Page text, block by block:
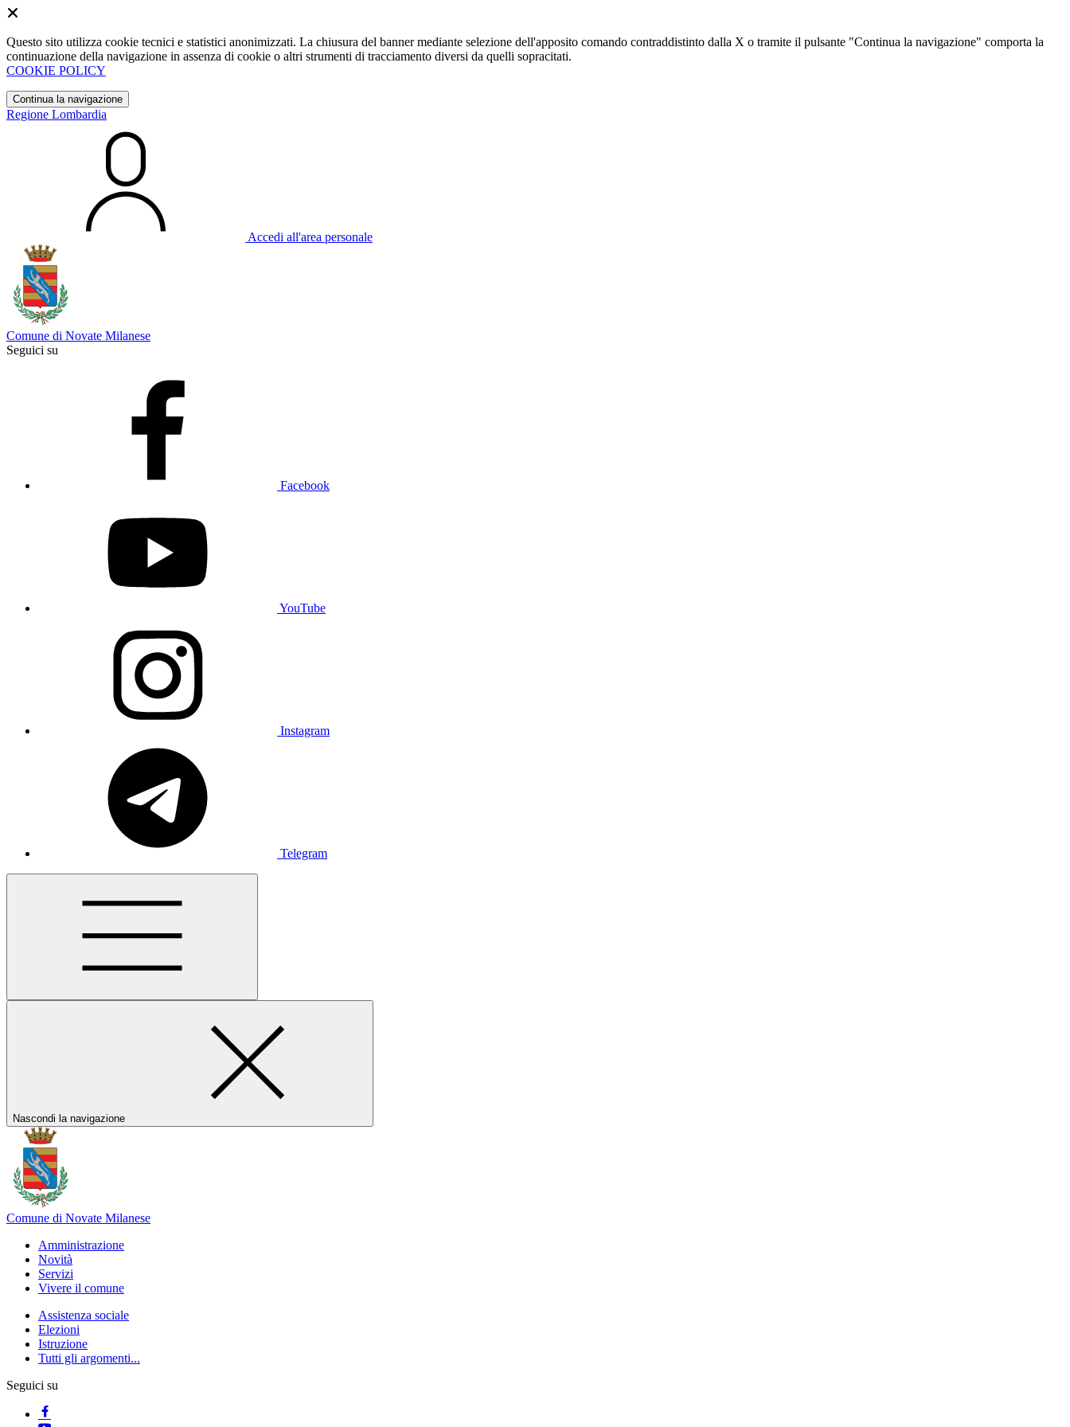
Questo sito utilizza cookie tecnici e statistici anonimizzati. La chiusura del banner mediante selezione dell'apposito comando contraddistinto dalla X o tramite il pulsante "Continua la navigazione" comporta la
continuazione della navigazione in assenza di cookie o altri strumenti di tracciamento diversi da quelli sopracitati.
COOKIE POLICY
Continua la navigazione
Regione Lombardia
Accedi all'area personale
Comune di Novate Milanese
Seguici su
Facebook
YouTube
Instagram
Telegram
Nascondi la navigazione
Comune di Novate Milanese
Amministrazione
Novità
Servizi
Vivere il comune
Assistenza sociale
Elezioni
Istruzione
Tutti gli argomenti...
Seguici su